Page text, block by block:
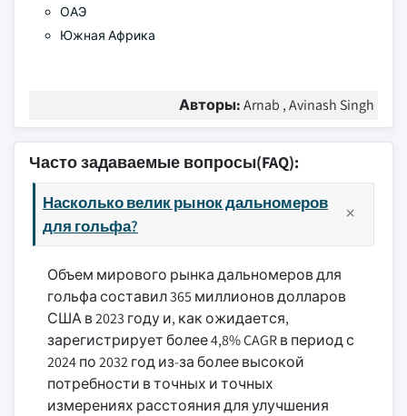
ОАЭ
Южная Африка
Авторы:Arnab , Avinash Singh
Часто задаваемые вопросы(FAQ):
Насколько велик рынок дальномеров
для гольфа?
Объем мирового рынка дальномеров для
гольфа составил 365 миллионов долларов
США в 2023 году и, как ожидается,
зарегистрирует более 4,8% CAGR в период с
2024 по 2032 год из-за более высокой
потребности в точных и точных
измерениях расстояния для улучшения